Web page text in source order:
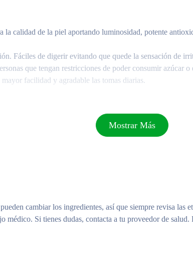
la calidad de la piel aportando luminosidad, potente
Fáciles de digerir evitando que quede la sensación de
que tengan restricciones de poder consumir azúcar
facilidad y agradable las tomas diarias.
Mostrar Más
cambiar los ingredientes, así que siempre revisa las
médico. Si tienes dudas, contacta a tu proveedor de